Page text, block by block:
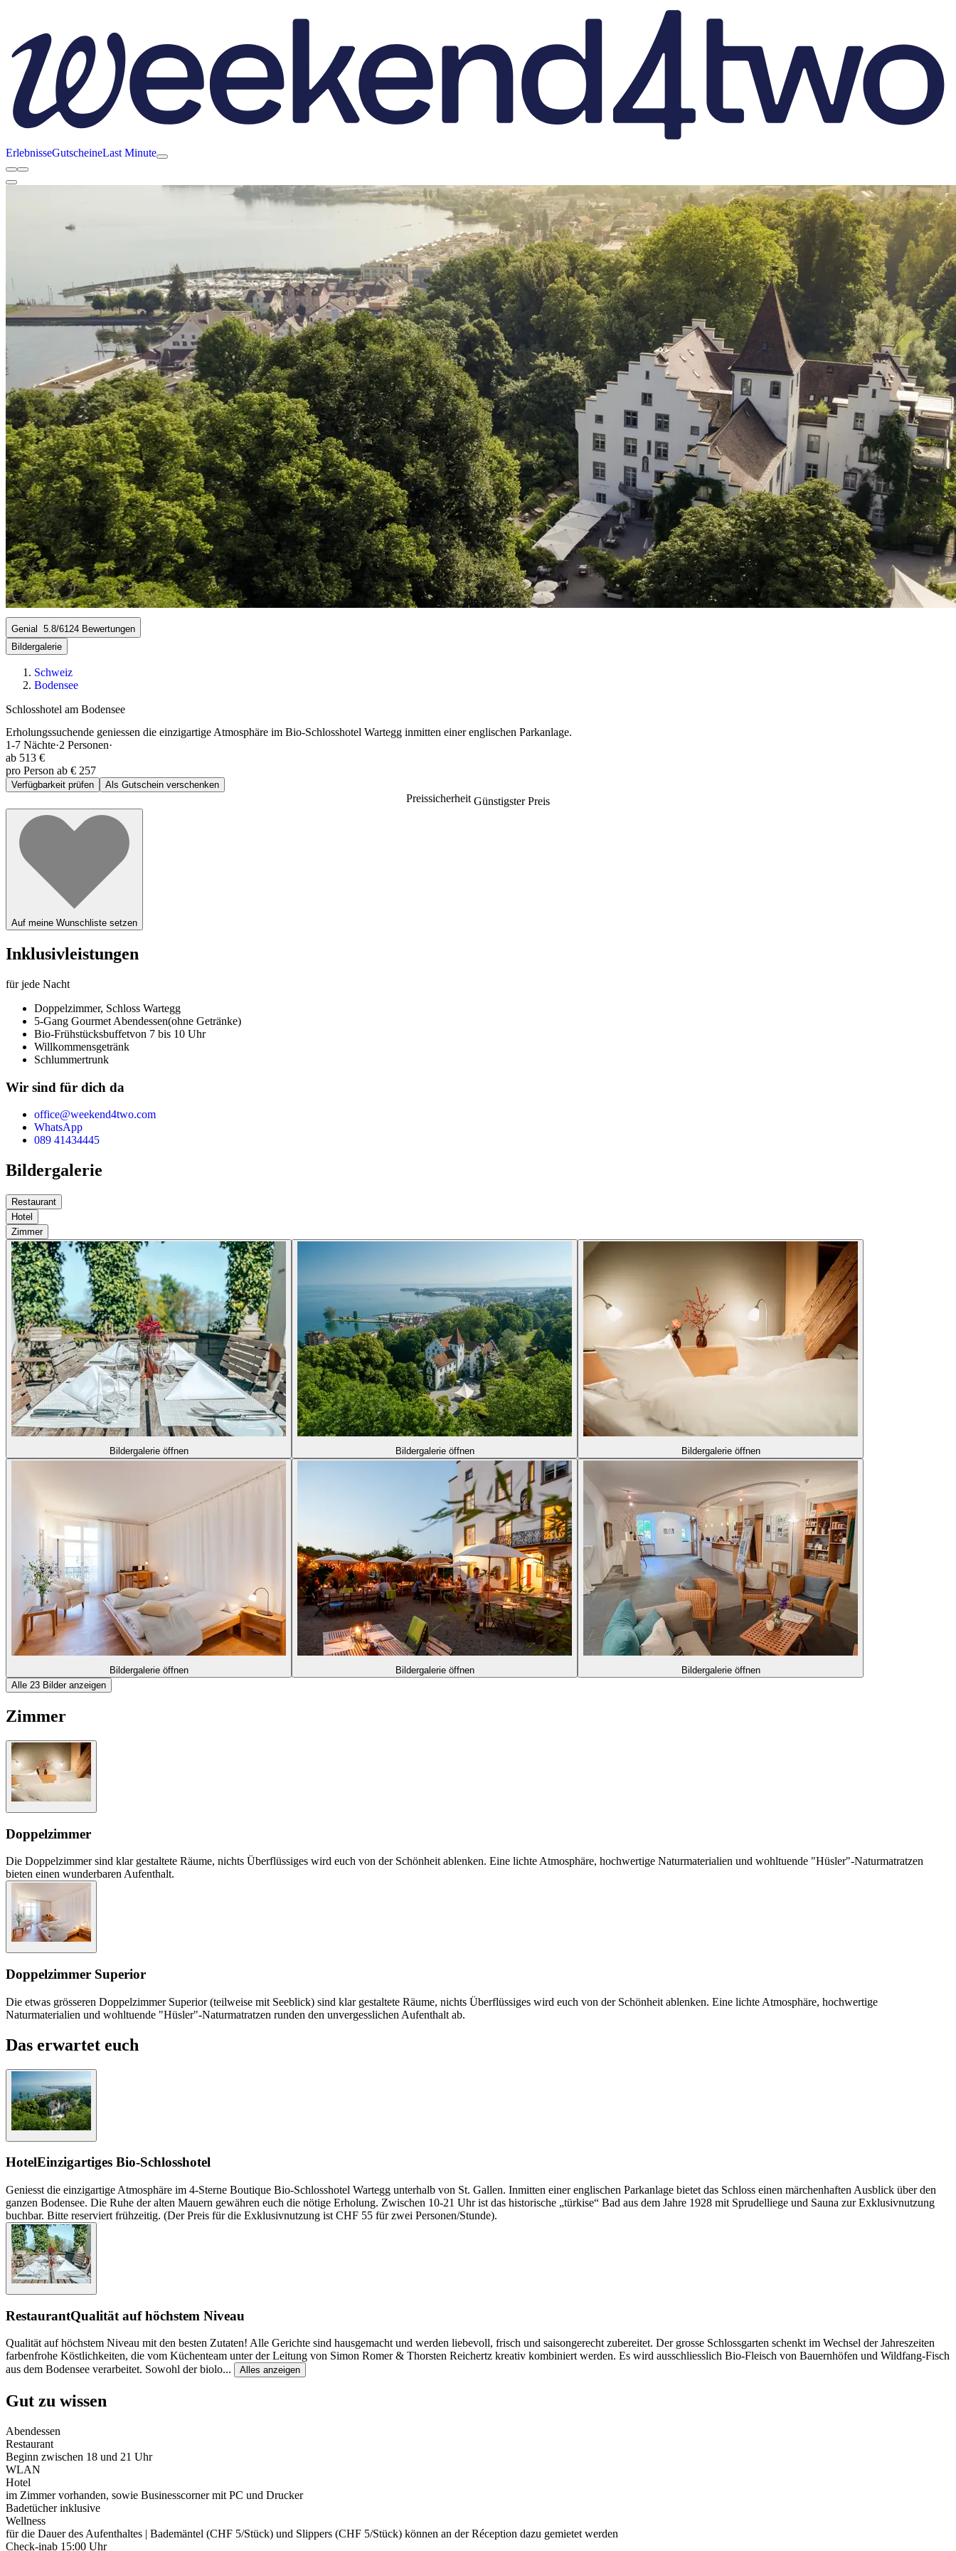
ErlebnisseGutscheineLast Minute
Genial 5.8/6124 Bewertungen
Bildergalerie
Schweiz
Bodensee
Schlosshotel am Bodensee
Erholungssuchende geniessen die einzigartige Atmosphäre im Bio-Schlosshotel Wartegg inmitten einer englischen Parkanlage.
1-7 Nächte·2 Personen·
ab 513 €
pro Person ab € 257
Verfügbarkeit prüfen Als Gutschein verschenken
Preissicherheit Günstigster Preis
Auf meine Wunschliste setzen
Inklusivleistungen
für jede Nacht
Doppelzimmer, Schloss Wartegg
5-Gang Gourmet Abendessen(ohne Getränke)
Bio-Frühstücksbuffetvon 7 bis 10 Uhr
Willkommensgetränk
Schlummertrunk
Wir sind für dich da
office@weekend4two.com
WhatsApp
089 41434445
Bildergalerie
Restaurant
Hotel
Zimmer
Bildergalerie öffnen Bildergalerie öffnen Bildergalerie öffnen
Bildergalerie öffnen Bildergalerie öffnen
Bildergalerie öffnen
Alle 23 Bilder anzeigen
Zimmer
Doppelzimmer
Die Doppelzimmer sind klar gestaltete Räume, nichts Überflüssiges wird euch von der Schönheit ablenken. Eine lichte Atmosphäre, hochwertige Naturmaterialien und wohltuende "Hüsler"-Naturmatratzen
bieten einen wunderbaren Aufenthalt.
Doppelzimmer Superior
Die etwas grösseren Doppelzimmer Superior (teilweise mit Seeblick) sind klar gestaltete Räume, nichts Überflüssiges wird euch von der Schönheit ablenken. Eine lichte Atmosphäre, hochwertige
Naturmaterialien und wohltuende "Hüsler"-Naturmatratzen runden den unvergesslichen Aufenthalt ab.
Das erwartet euch
HotelEinzigartiges Bio-Schlosshotel
Geniesst die einzigartige Atmosphäre im 4-Sterne Boutique Bio-Schlosshotel Wartegg unterhalb von St. Gallen. Inmitten einer englischen Parkanlage bietet das Schloss einen märchenhaften Ausblick über den
ganzen Bodensee. Die Ruhe der alten Mauern gewähren euch die nötige Erholung. Zwischen 10-21 Uhr ist das historische „türkise“ Bad aus dem Jahre 1928 mit Sprudelliege und Sauna zur Exklusivnutzung
buchbar. Bitte reserviert frühzeitig. (Der Preis für die Exklusivnutzung ist CHF 55 für zwei Personen/Stunde).
RestaurantQualität auf höchstem Niveau
Qualität auf höchstem Niveau mit den besten Zutaten! Alle Gerichte sind hausgemacht und werden liebevoll, frisch und saisongerecht zubereitet. Der grosse Schlossgarten schenkt im Wechsel der Jahreszeiten
farbenfrohe Köstlichkeiten, die vom Küchenteam unter der Leitung von Simon Romer & Thorsten Reichertz kreativ kombiniert werden. Es wird ausschliesslich Bio-Fleisch von Bauernhöfen und Wildfang-Fisch
aus dem Bodensee verarbeitet. Sowohl der biolo... Alles anzeigen
Gut zu wissen
Abendessen
Restaurant
Beginn zwischen 18 und 21 Uhr
WLAN
Hotel
im Zimmer vorhanden, sowie Businesscorner mit PC und Drucker
Badetücher inklusive
Wellness
für die Dauer des Aufenthaltes | Bademäntel (CHF 5/Stück) und Slippers (CHF 5/Stück) können an der Réception dazu gemietet werden
Check-inab 15:00 Uhr